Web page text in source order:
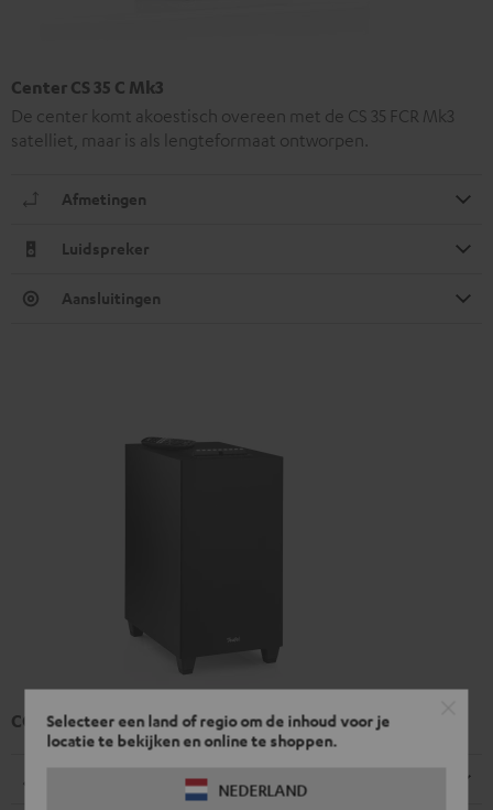
Selecteer een land of regio om de inhoud voor je
locatie te bekijken en online te shoppen.
NEDERLAND
Center CS 35 C Mk3
De center komt akoestisch overeen met de CS 35 FCR Mk3
satelliet, maar is als lengteformaat ontworpen.
Afmetingen
Luidspreker
Aansluitingen
CONCEPT 8 Subwoofer